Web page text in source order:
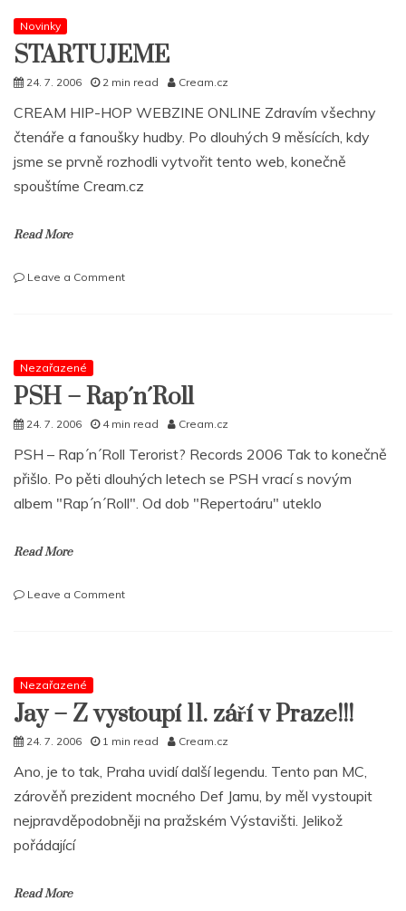
Novinky
STARTUJEME
24. 7. 2006 2 min read Cream.cz
CREAM HIP-HOP WEBZINE ONLINE Zdravím všechny
čtenáře a fanoušky hudby. Po dlouhých 9 měsících, kdy
jsme se prvně rozhodli vytvořit tento web, konečně
spouštíme Cream.cz
Read More
Leave a Commenton
Nezařazené
PSH – Rap´n´Roll
24. 7. 2006 4 min read Cream.cz
PSH – Rap´n´Roll Terorist? Records 2006 Tak to konečně
přišlo. Po pěti dlouhých letech se PSH vrací s novým
albem "Rap´n´Roll". Od dob "Repertoáru" uteklo
Read More
Leave a Commenton
Nezařazené
Jay – Z vystoupí 11. září v Praze!!!
24. 7. 2006 1 min read Cream.cz
Ano, je to tak, Praha uvidí další legendu. Tento pan MC,
zárověň prezident mocného Def Jamu, by měl vystoupit
nejpravděpodobněji na pražském Výstavišti. Jelikož
pořádající
Read More